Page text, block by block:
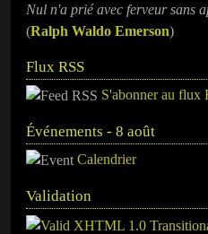
Nul n'a prié avec ferveur sans
(Ralph Waldo Emerson)
Flux RSS
S'abonner au flux
Événements - 8 août
Calendrier
Validation